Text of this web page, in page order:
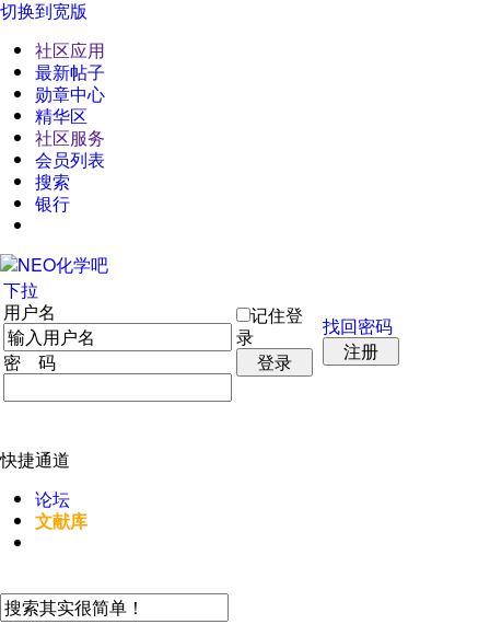
切换到宽版
社区应用
最新帖子
勋章中心
精华区
社区服务
会员列表
搜索
银行
下拉
用户名
密 码
记住登
录
登录
找回密码
注册
快捷通道
论坛
文献库